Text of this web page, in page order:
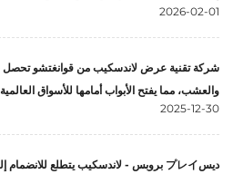
2026-02-01
شركة تقنية عرض لاندسكيب من قوانغتشو تحصل
والعشب، مما يفتح الأبواب أمامها للأسواق العالمية
2025-12-30
ديسプレイ بروبس - لاندسكيب يتطلع للانضمام إليك